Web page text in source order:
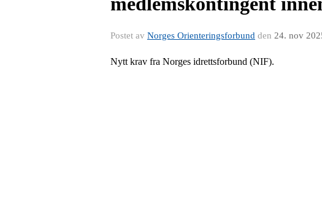
Postet av Norges Orienteringsforbund den 24. nov
Nytt krav fra Norges idrettsforbund (NIF).